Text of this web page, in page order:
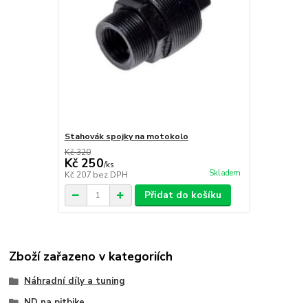
Stahovák spojky na motokolo
Kč 320
Kč 250/ks
Kč 207 bez DPH Skladem
Přidat do košíku
Zboží zařazeno v kategoriích
Náhradní díly a tuning